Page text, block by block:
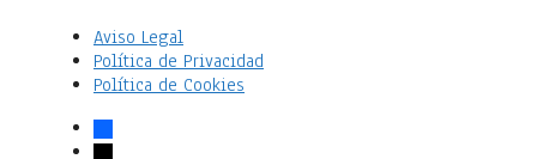
Aviso Legal
Política de Privacidad
Política de Cookies
facebook
x